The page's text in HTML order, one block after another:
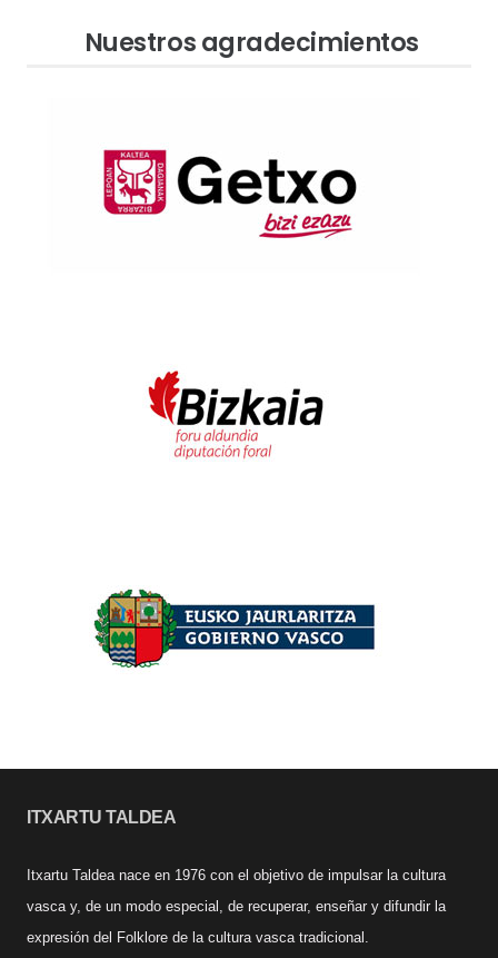
Nuestros agradecimientos
ITXARTU TALDEA
Itxartu Taldea nace en 1976 con el objetivo de impulsar la cultura
vasca y, de un modo especial, de recuperar, enseñar y difundir la
expresión del Folklore de la cultura vasca tradicional.